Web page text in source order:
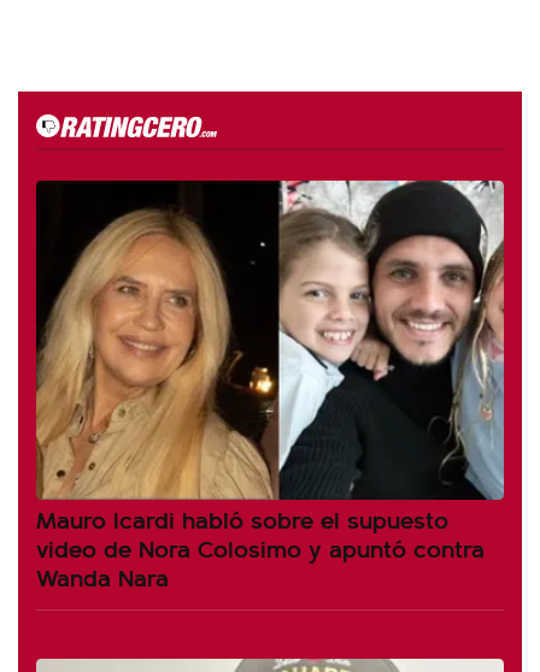
Mauro Icardi habló sobre el supuesto
video de Nora Colosimo y apuntó contra
Wanda Nara